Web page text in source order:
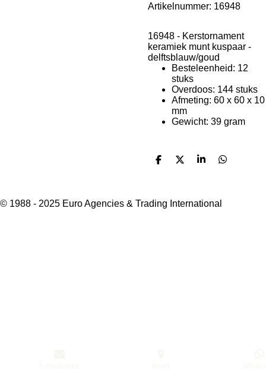
Artikelnummer: 16948
16948 - Kerstornament
keramiek munt kuspaar -
delftsblauw/goud
Besteleenheid: 12
stuks
Overdoos: 144 stuks
Afmeting: 60 x 60 x 10
mm
Gewicht: 39 gram
D
n
D
S
e
D
© 1988 - 2025 Euro Agencies & Trading International